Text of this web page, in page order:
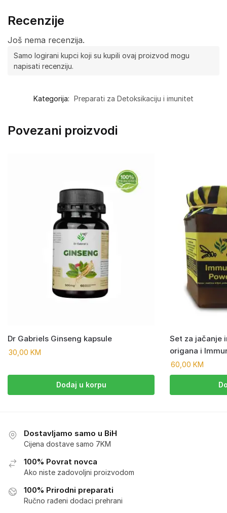
Recenzije
Još nema recenzija.
Samo logirani kupci koji su kupili ovaj proizvod mogu
napisati recenziju.
Kategorija: Preparati za Detoksikaciju i imunitet
Povezani proizvodi
Dr Gabriels Ginseng kapsule
30,00 KM
Dodaj u korpu
Set za jačanje
origana i
60,00 KM
Dostavljamo samo u BiH
Cijena dostave samo 7KM
100% Povrat novca
Ako niste zadovoljni proizvodom
100% Prirodni preparati
Ručno rađeni dodaci prehrani